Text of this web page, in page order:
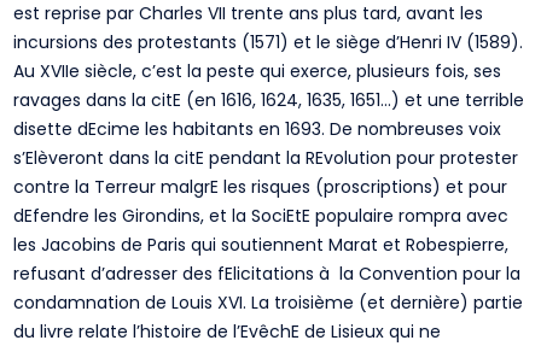
est reprise par Charles VII trente ans plus tard, avant les
incursions des protestants (1571) et le siège d’Henri IV (1589).
Au XVIIe siècle, c’est la peste qui exerce, plusieurs fois, ses
ravages dans la citE (en 1616, 1624, 1635, 1651…) et une terrible
disette dEcime les habitants en 1693. De nombreuses voix
s’Elèveront dans la citE pendant la REvolution pour protester
contre la Terreur malgrE les risques (proscriptions) et pour
dEfendre les Girondins, et la SociEtE populaire rompra avec
les Jacobins de Paris qui soutiennent Marat et Robespierre,
refusant d’adresser des fElicitations à la Convention pour la
condamnation de Louis XVI. La troisième (et dernière) partie
du livre relate l’histoire de l’EvêchE de Lisieux qui ne